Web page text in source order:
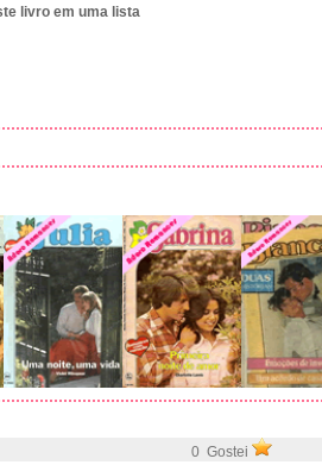
livro em uma lista
0 Gostei